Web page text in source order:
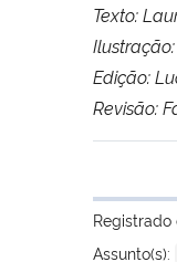
Texto:
Edição:
Revisão:
Registrado
Assunto(s):